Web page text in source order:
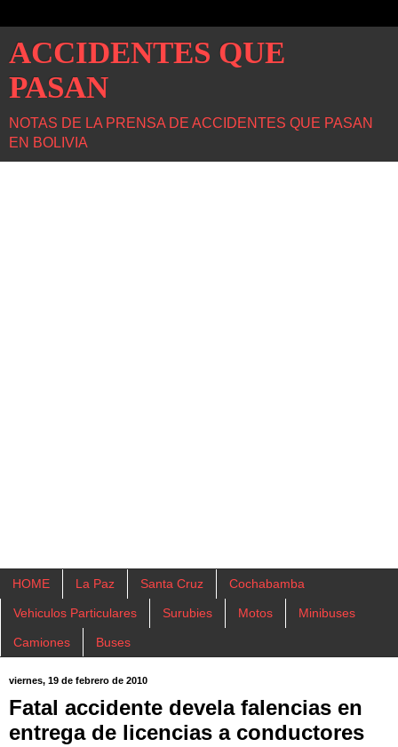
ACCIDENTES QUE
PASAN
NOTAS DE LA PRENSA DE ACCIDENTES QUE PASAN
EN BOLIVIA
HOME La Paz Santa Cruz Cochabamba
Vehiculos Particulares Surubies Motos Minibuses
Camiones Buses
viernes, 19 de febrero de 2010
Fatal accidente devela falencias en
entrega de licencias a conductores